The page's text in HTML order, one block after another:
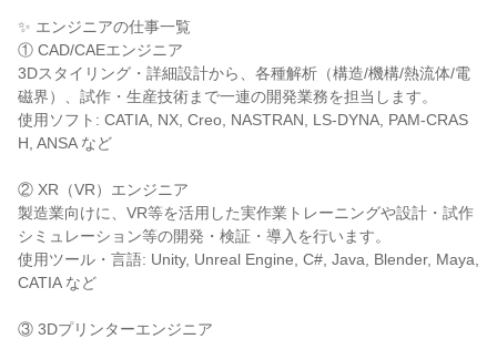
✨ エンジニアの仕事一覧
① CAD/CAEエンジニア
3Dスタイリング・詳細設計から、各種解析（構造/機構/熱流体/電
磁界）、試作・生産技術まで一連の開発業務を担当します。
使用ソフト: CATIA, NX, Creo, NASTRAN, LS-DYNA, PAM-CRAS
H, ANSA など
② XR（VR）エンジニア
製造業向けに、VR等を活用した実作業トレーニングや設計・試作
シミュレーション等の開発・検証・導入を行います。
使用ツール・言語: Unity, Unreal Engine, C#, Java, Blender, Maya,
CATIA など
③ 3Dプリンターエンジニア